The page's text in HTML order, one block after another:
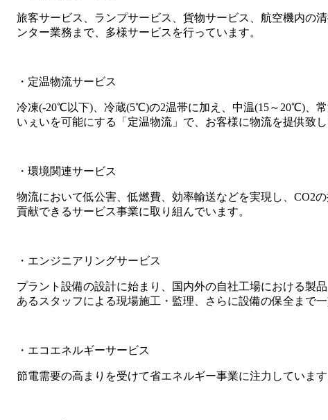
旅客サービス、ランプサービス、貨物サービス、航空機内の
ンター業務まで、多様サービスを行っています。
・定温物流サービス
冷凍(-20℃以下)、冷蔵(5℃)の2温帯に加え、中温(15～20℃)、
いぇいを可能にする「定温物流」で、お客様に物流を提供致し
・環境関連サービス
物流において低公害、低燃費、効率輸送などを実現し、CO2
貢献できるサービス事業に取り組んでいます。
・エンジニアリングサービス
プラント設備の設計に始まり、国内外の自社工場における製
あるスタッフによる現場施工・監理、さらに設備の保全まで
・エコエネルギーサービス
節電需要の高まりを受けて省エネルギー事業に注力しています